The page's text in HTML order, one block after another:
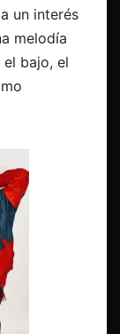
un interés
melodía
bajo, el